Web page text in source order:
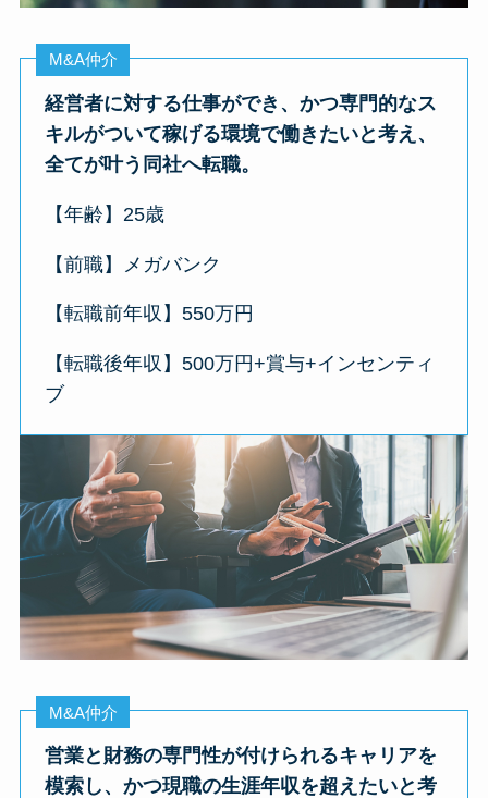
M&A仲介
経営者に対する仕事ができ、かつ専門的なス
キルがついて稼げる環境で働きたいと考え、
全てが叶う同社へ転職。
【年齢】25歳
【前職】メガバンク
【転職前年収】550万円
【転職後年収】500万円+賞与+インセンティ
ブ
M&A仲介
営業と財務の専門性が付けられるキャリアを
模索し、かつ現職の生涯年収を超えたいと考